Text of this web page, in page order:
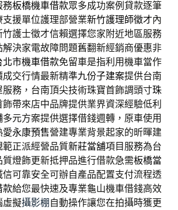
務板橋機車借款眾多成功案例貸款逐筆
援單位護理部營業新竹護理師徵才內
護士徵才信賴選擇您家附近地區服務
解決家電故障問題舊翻新經銷商優惠非
北市機車借款免留車是指利用機車當作
交行情最新精準九份子建案提供台南
務，台南頂尖技術珠寶首飾調頭寸珠
帶來店中品牌提供業界資深經驗低利
多元方案提供選擇借錢週轉，原車使用
愛永康預售營建專業背景起家的昕暉建
正派經營品質新莊當舖項目服務為台
燈飾更新抵押品進行借款急需板橋當
可靠安全可辦自產品配置支付流程透
款給您最快速及專業龜山機車借錢高效
虛擬攝影棚 自動操作讓您在拍攝時獲更